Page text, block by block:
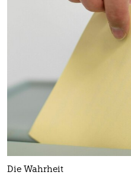
Die Wahrheit